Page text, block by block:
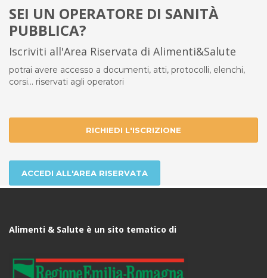
SEI UN OPERATORE DI SANITÀ
PUBBLICA?
Iscriviti all'Area Riservata di Alimenti&Salute
potrai avere accesso a documenti, atti, protocolli, elenchi,
corsi... riservati agli operatori
RICHIEDI L'ISCRIZIONE
ACCEDI ALL'AREA RISERVATA
Alimenti & Salute è un sito tematico di